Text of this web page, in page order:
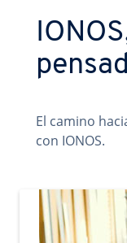
El camino
con IONOS.